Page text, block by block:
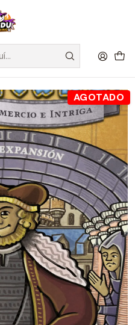
GRATIS a Regiones sobre
Competitivos
e Intriga - Español
AGOTADO